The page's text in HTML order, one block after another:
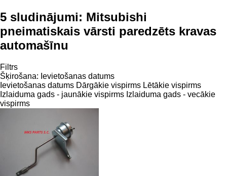
5 sludinājumi: Mitsubishi
pneimatiskais vārsti paredzēts kravas
automašīnu
Filtrs
Šķirošana: Ievietošanas datums
Ievietošanas datums Dārgākie vispirms Lētākie vispirms
Izlaiduma gads - jaunākie vispirms Izlaiduma gads - vecākie
vispirms